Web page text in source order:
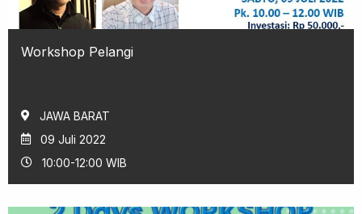
Workshop Pelangi
JAWA BARAT
09 Juli 2022
10:00-12:00 WIB